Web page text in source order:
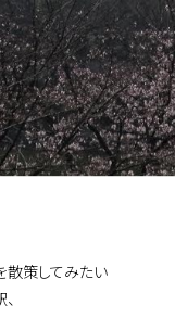
散策してみたい